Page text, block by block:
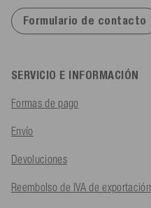
Formulario de contacto
SERVICIO E INFORMACIÓN
Formas de pago
Envío
Devoluciones
Reembolso de IVA de exportación